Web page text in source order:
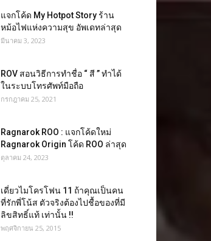
แจกโค้ด My Hotpot Story ร้าน
หม้อไฟแห่งความสุข อัพเดทล่าสุด
มีนาคม 3, 2023
ROV สอนวิธีการทำชื่อ “ สี ” ทำได้
ในระบบโทรศัพท์มือถือ
กรกฎาคม 25, 2021
Ragnarok ROO : แจกโค้ดใหม่
Ragnarok Origin โค้ด ROO ล่าสุด
ตุลาคม 24, 2023
เดี่ยวไมโครโฟน 11 ถ้าคุณเป็นคน
ที่รักพี่โน้ส ตัวจริงต้องไปชื้อของที่มี
ลิขสิทธิ์แท้ เท่านั้น !!
พฤศจิกายน 25, 2015